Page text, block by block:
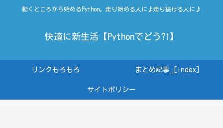
動くところから始めるPython。走り始める人に♪走り続ける人に♪
快適に新生活【Pythonでどう?!】
リンクもろもろ まとめ記事_[index]
サイトポリシー